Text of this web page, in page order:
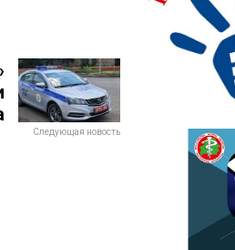
Следующая новость